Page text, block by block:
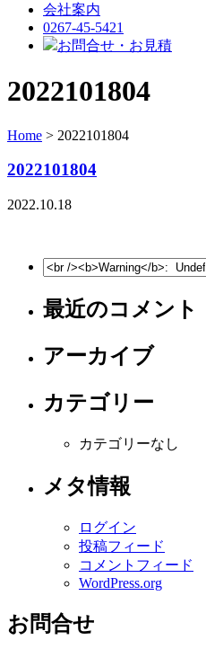
会社案内
0267-45-5421
お問合せ・お見積
2022101804
Home > 2022101804
2022101804
2022.10.18
最近のコメント
アーカイブ
カテゴリー
カテゴリーなし
メタ情報
ログイン
投稿フィード
コメントフィード
WordPress.org
お問合せ